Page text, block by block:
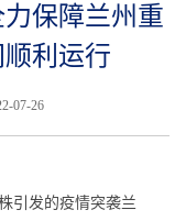
保障兰州重
利运行
07-26
引发的疫情突袭兰